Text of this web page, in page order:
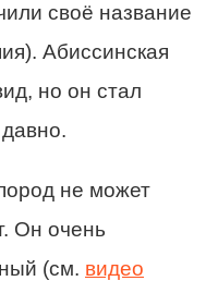
своё название
Абиссинская
но он стал
не может
Он очень
(см. видео